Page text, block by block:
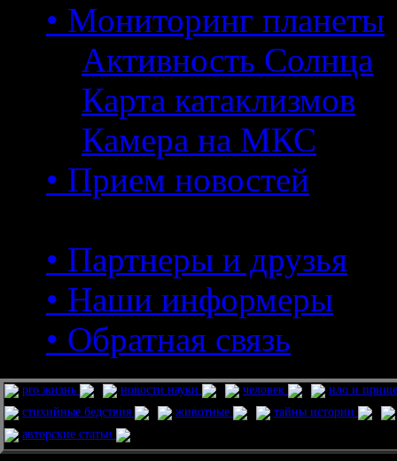
• Мониторинг планеты
Активность Солнца
Карта катаклизмов
Камера на МКС
• Прием новостей
• Партнеры и друзья
• Наши информеры
• Обратная связь
pro жизнь новости науки человек
нло и
стихийные бедствия
животные
тайны истории
авторские статьи